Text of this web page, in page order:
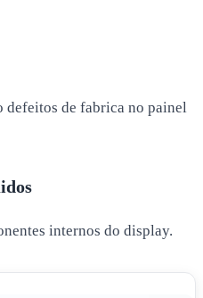
defeitos de fabrica no painel
internos do display.